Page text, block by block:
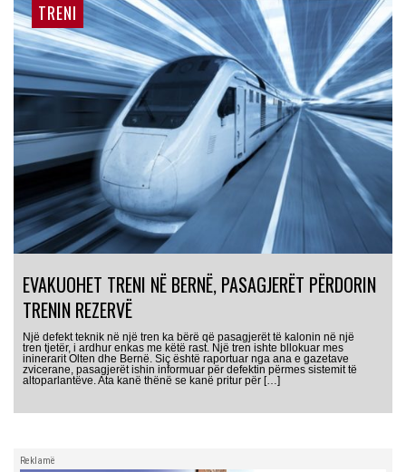
TRENI
EVAKUOHET TRENI NË BERNË, PASAGJERËT PËRDORIN
TRENIN REZERVË
Një defekt teknik në një tren ka bërë që pasagjerët të kalonin në një
tren tjetër, i ardhur enkas me këtë rast. Një tren ishte bllokuar mes
ininerarit Olten dhe Bernë. Siç është raportuar nga ana e gazetave
zvicerane, pasagjerët ishin informuar për defektin përmes sistemit të
altoparlantëve. Ata kanë thënë se kanë pritur për […]
Reklamë